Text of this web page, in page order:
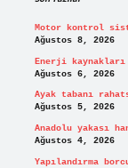
Motor kontrol
Ağustos 8, 2026
Enerji
Ağustos 6, 2026
Ayak tabanı
Ağustos 5, 2026
Anadolu yakası
Ağustos 4, 2026
Yapılandırma